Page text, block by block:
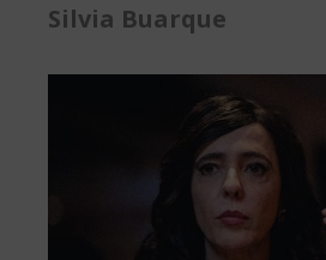
Silvia Buarque